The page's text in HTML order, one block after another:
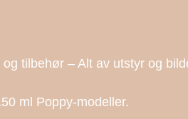
tilbehør – Alt av utstyr og
ml Poppy-modeller.